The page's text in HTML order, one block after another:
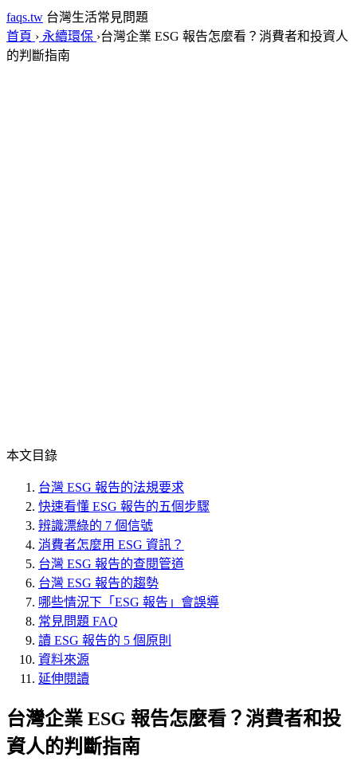
faqs.tw 台灣生活常見問題
首頁 › 永續環保 ›台灣企業 ESG 報告怎麼看？消費者和投資人
的判斷指南
本文目錄
台灣 ESG 報告的法規要求
快速看懂 ESG 報告的五個步驟
辨識漂綠的 7 個信號
消費者怎麼用 ESG 資訊？
台灣 ESG 報告的查閱管道
台灣 ESG 報告的趨勢
哪些情況下「ESG 報告」會誤導
常見問題 FAQ
讀 ESG 報告的 5 個原則
資料來源
延伸閱讀
台灣企業 ESG 報告怎麼看？消費者和投
資人的判斷指南